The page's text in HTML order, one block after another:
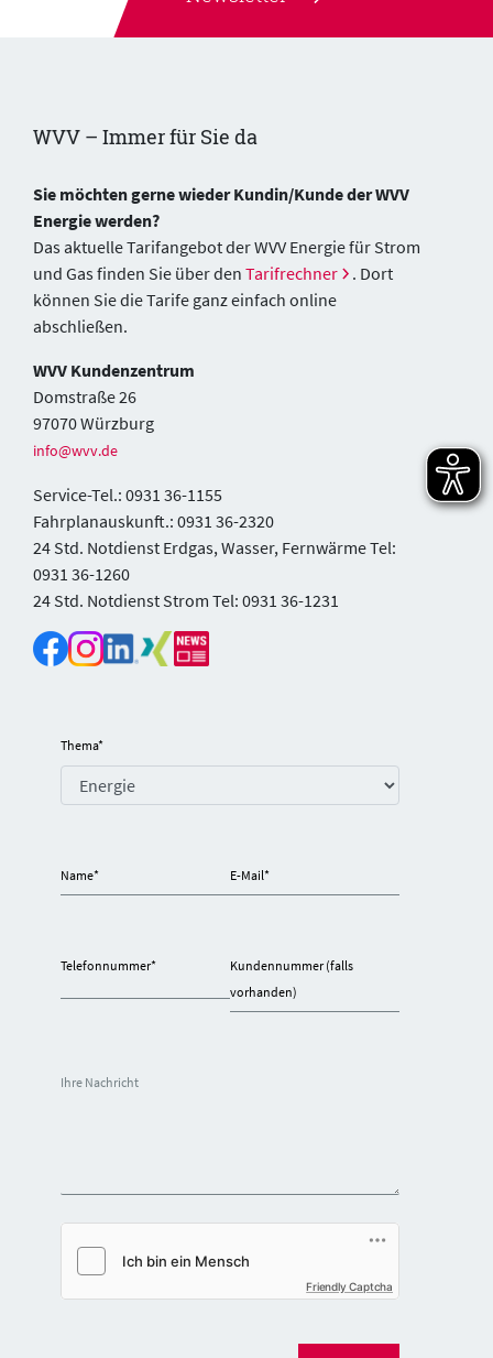
WVV – Immer für Sie da
Sie möchten gerne wieder Kundin/Kunde der WVV
Energie werden?
Das aktuelle Tarifangebot der WVV Energie für Strom
und Gas finden Sie über den Tarifrechner
. Dort
können Sie die Tarife ganz einfach online
abschließen.
WVV Kundenzentrum
Domstraße 26
97070 Würzburg
info@wvv.de
Service-Tel.: 0931 36-1155
Fahrplanauskunft.: 0931 36-2320
24 Std. Notdienst Erdgas, Wasser, Fernwärme Tel:
0931 36-1260
24 Std. Notdienst Strom Tel: 0931 36-1231
Thema*
Name* E-Mail*
Telefonnummer*
Kundennummer (falls
vorhanden)
Ihre Nachricht
Friendly Captcha